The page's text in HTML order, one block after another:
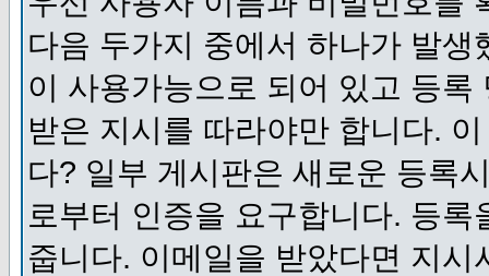
다음 두가지 중에서 하나가 발
이 사용가능으로 되어 있고 등
받은 지시를 따라야만 합니다.
다? 일부 게시판은 새로운 등록
로부터 인증을 요구합니다. 등
줍니다. 이메일을 받았다면 지